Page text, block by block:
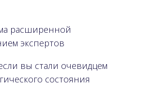
расширенной
экспертов
вы стали очевидцем
состояния